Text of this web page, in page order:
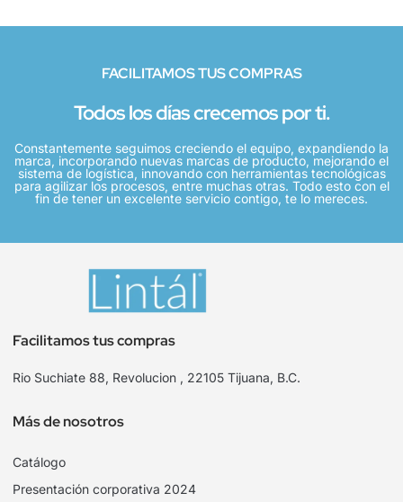
FACILITAMOS TUS COMPRAS
Todos los días crecemos por ti.
Constantemente seguimos creciendo el equipo, expandiendo la
marca, incorporando nuevas marcas de producto, mejorando el
sistema de logística, innovando con herramientas tecnológicas
para agilizar los procesos, entre muchas otras. Todo esto con el
fin de tener un excelente servicio contigo, te lo mereces.
Facilitamos tus compras
Rio Suchiate 88, Revolucion , 22105 Tijuana, B.C.
Más de nosotros
Catálogo
Presentación corporativa 2024